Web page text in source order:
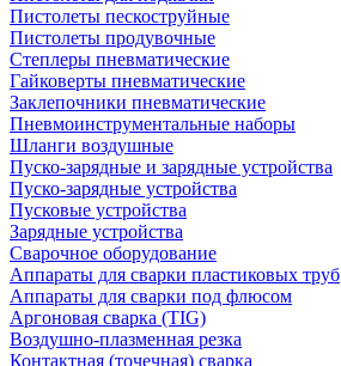
Пистолеты пескоструйные
Пистолеты продувочные
Степлеры пневматические
Гайковерты пневматические
Заклепочники пневматические
Пневмоинструментальные наборы
Шланги воздушные
Пуско-зарядные и зарядные устройства
Пуско-зарядные устройства
Пусковые устройства
Зарядные устройства
Сварочное оборудование
Аппараты для сварки пластиковых труб
Аппараты для сварки под флюсом
Аргоновая сварка (TIG)
Воздушно-плазменная резка
Контактная (точечная) сварка